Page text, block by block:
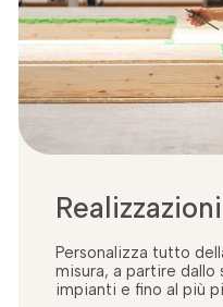
Personalizza tutto
misura, a partire
impianti e fino al più